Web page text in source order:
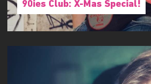
90ies Club: X-Mas Special!